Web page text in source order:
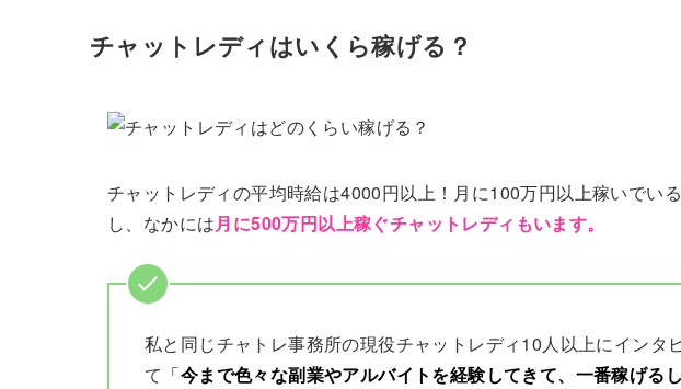
チャットレディはいくら稼げる？
チャットレディの平均時給は4000円以上！月に100万円以上稼いでい
し、なかには月に500万円以上稼ぐチャットレディもいます。
私と同じチャトレ事務所の現役チャットレディ10人以上にインタ
て 「今まで色々な副業やアルバイトを経験してきて、一番稼げる